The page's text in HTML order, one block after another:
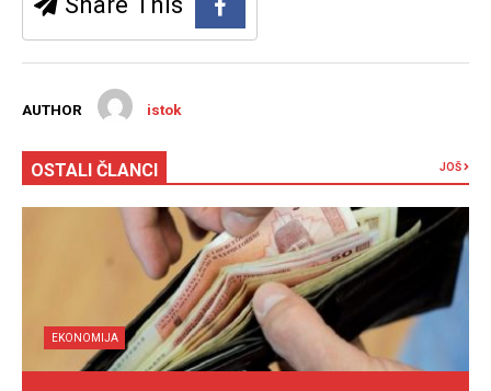
AUTHOR istok
OSTALI ČLANCI JOŠ
EKONOMIJA